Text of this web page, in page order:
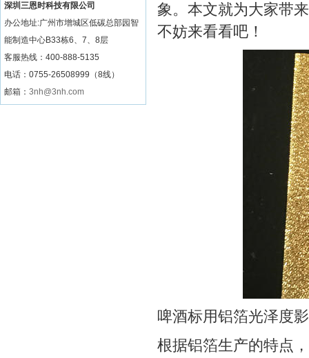
深圳三恩时科技有限公司
办公地址:广州市增城区低碳总部园智
能制造中心B33栋6、7、8层
客服热线： 400-888-5135
电话：0755-26508999（8线）
邮箱： 3nh@3nh.com
象。本文就为大家带
不妨来看看吧！
啤酒标用铝箔光泽度
根据铝箔生产的特点